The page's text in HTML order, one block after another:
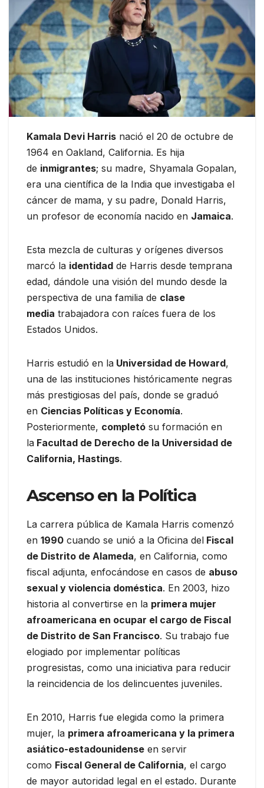
Kamala Devi Harris nació el 20 de octubre de
1964 en Oakland, California. Es hija
de inmigrantes; su madre, Shyamala Gopalan,
era una científica de la India que investigaba el
cáncer de mama, y su padre, Donald Harris,
un profesor de economía nacido en Jamaica.
Esta mezcla de culturas y orígenes diversos
marcó la identidad de Harris desde temprana
edad, dándole una visión del mundo desde la
perspectiva de una familia de clase
media trabajadora con raíces fuera de los
Estados Unidos.
Harris estudió en la Universidad de Howard,
una de las instituciones históricamente negras
más prestigiosas del país, donde se graduó
en Ciencias Políticas y Economía.
Posteriormente, completó su formación en
la Facultad de Derecho de la Universidad de
California, Hastings.
Ascenso en la Política
La carrera pública de Kamala Harris comenzó
en 1990 cuando se unió a la Oficina del Fiscal
de Distrito de Alameda, en California, como
fiscal adjunta, enfocándose en casos de abuso
sexual y violencia doméstica. En 2003, hizo
historia al convertirse en la primera mujer
afroamericana en ocupar el cargo de Fiscal
de Distrito de San Francisco. Su trabajo fue
elogiado por implementar políticas
progresistas, como una iniciativa para reducir
la reincidencia de los delincuentes juveniles.
En 2010, Harris fue elegida como la primera
mujer, la primera afroamericana y la primera
asiático-estadounidense en servir
como Fiscal General de California, el cargo
de mayor autoridad legal en el estado. Durante